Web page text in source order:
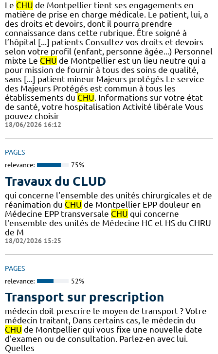
Le CHU de Montpellier tient ses engagements en
matière de prise en charge médicale. Le patient, lui, a
des droits et devoirs, dont il pourra prendre
connaissance dans cette rubrique. Être soigné à
l’hôpital [...] patients Consultez vos droits et devoirs
selon votre profil (enfant, personne âgée...) Personnel
mixte Le CHU de Montpellier est un lieu neutre qui a
pour mission de fournir à tous des soins de qualité,
sans [...] patient mineur Majeurs protégés Le service
des Majeurs Protégés est commun à tous les
établissements du CHU. Informations sur votre état
de santé, votre hospitalisation Activité libérale Vous
pouvez choisir
18/06/2026 16:12
PAGES
relevance: 75%
Travaux du CLUD
qui concerne l'ensemble des unités chirurgicales et de
réanimation du CHU de Montpellier EPP douleur en
Médecine EPP transversale CHU qui concerne
l'ensemble des unités de Médecine HC et HS du CHRU
de M
18/02/2026 15:25
PAGES
relevance: 52%
Transport sur prescription
médecin doit prescrire le moyen de transport ? Votre
médecin traitant, Dans certains cas, le médecin du
CHU de Montpellier qui vous fixe une nouvelle date
d'examen ou de consultation. Parlez-en avec lui.
Quelles